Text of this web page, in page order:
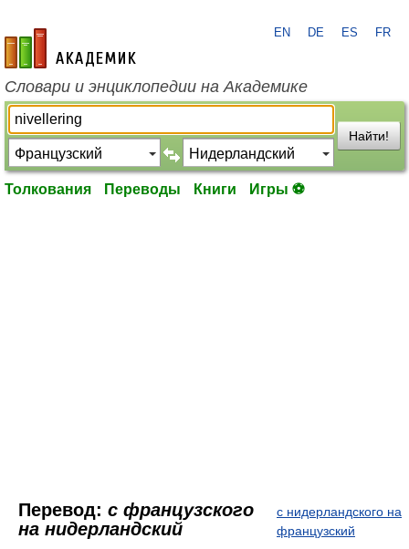
academic.ru
EN DE ES FR
Словари и энциклопедии на Академике
Найти!
Толкования Переводы Книги Игры ⚽
Перевод: с французского
на нидерландский
с нидерландского на
французский